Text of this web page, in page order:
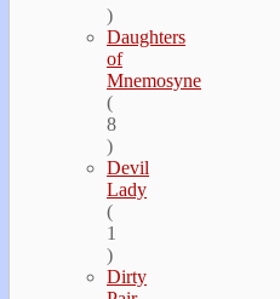
)
Daughters
of
Mnemosyne
(
8
)
Devil
Lady
(
1
)
Dirty